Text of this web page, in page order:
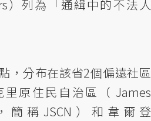
）列為「通緝中的不法人
，分布在該省2個偏遠社區
原住民自治區（ James
簡稱JSCN）和韋爾登